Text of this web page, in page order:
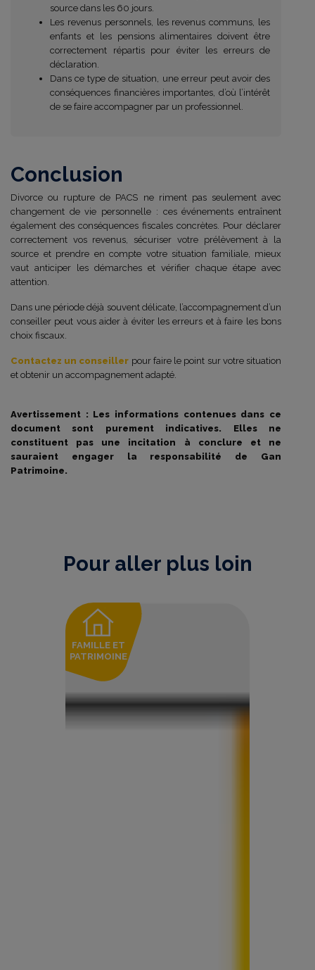
source dans les 60 jours.
Les revenus personnels, les revenus communs, les
enfants et les pensions alimentaires doivent être
correctement répartis pour éviter les erreurs de
déclaration.
Dans ce type de situation, une erreur peut avoir des
conséquences financières importantes, d’où l’intérêt
de se faire accompagner par un professionnel.
Conclusion
Divorce ou rupture de PACS ne riment pas seulement avec
changement de vie personnelle : ces événements entraînent
également des conséquences fiscales concrètes. Pour déclarer
correctement vos revenus, sécuriser votre prélèvement à la
source et prendre en compte votre situation familiale, mieux
vaut anticiper les démarches et vérifier chaque étape avec
attention.
Dans une période déjà souvent délicate, l’accompagnement d’un
conseiller peut vous aider à éviter les erreurs et à faire les bons
choix fiscaux.
Contactez un conseiller pour faire le point sur votre situation
et obtenir un accompagnement adapté.
Avertissement : Les informations contenues dans ce
document sont purement indicatives. Elles ne
constituent pas une incitation à conclure et ne
sauraient engager la responsabilité de Gan
Patrimoine.
Pour aller plus loin
FAMILLE ET
PATRIMOINE